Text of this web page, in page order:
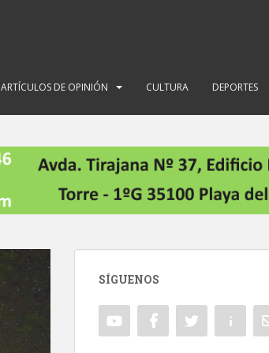
ARTÍCULOS DE OPINIÓN CULTURA DEPORTES
SÍGUENOS